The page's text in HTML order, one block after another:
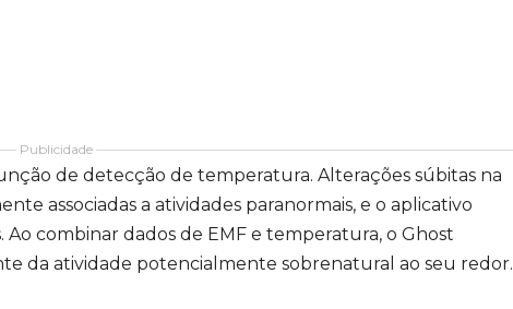
Publicidade
de detecção de temperatura. Alterações súbitas na
associadas a atividades paranormais, e o aplicativo
combinar dados de EMF e temperatura, o Ghost
da atividade potencialmente sobrenatural ao seu redor.